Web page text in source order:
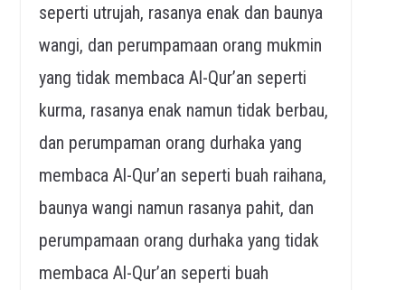
seperti utrujah, rasanya enak dan baunya
wangi, dan perumpamaan orang mukmin
yang tidak membaca Al-Qur’an seperti
kurma, rasanya enak namun tidak berbau,
dan perumpaman orang durhaka yang
membaca Al-Qur’an seperti buah raihana,
baunya wangi namun rasanya pahit, dan
perumpamaan orang durhaka yang tidak
membaca Al-Qur’an seperti buah